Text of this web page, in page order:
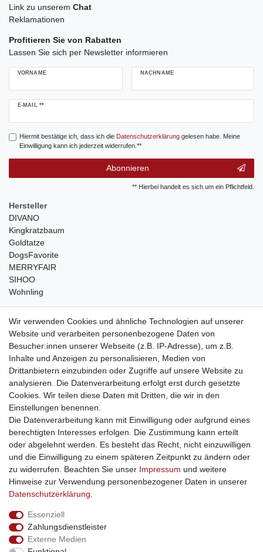
Link zu unserem Chat
Reklamationen
Profitieren Sie von Rabatten
Lassen Sie sich per Newsletter informieren
VORNAME NACHNAME
E-MAIL **
Newsletter
Hiermit bestätige ich, dass ich die Daten­schutz­erklärunggelesen habe. Meine
Einwilligung kann ich jederzeit widerrufen.**
Abonnieren
** Hierbei handelt es sich um ein Pflichtfeld.
Hersteller
DIVANO
Kingkratzbaum
Goldtatze
DogsFavorite
MERRYFAIR
SIHOO
Wohnling
weitere Shops
traumlampen- Lampen und Kronleuchter
kinderwagencenter- Exklusive und günstige Kinderwagen
gastrogeraete24- alles für Gastronomie und Imbiss
soziale Medien
Facebook
sicher einkaufen
Sichere Bestellung und Zahlung via SSL Verschlüsselung
Wir verwenden Cookies und ähnliche Technologien auf unserer
Website und verarbeiten personenbezogene Daten von
Besucher:innen unserer Webseite (z.B. IP-Adresse), um z.B.
Inhalte und Anzeigen zu personalisieren, Medien von
Drittanbietern einzubinden oder Zugriffe auf unsere Website zu
analysieren. Die Datenverarbeitung erfolgt erst durch gesetzte
Cookies. Wir teilen diese Daten mit Dritten, die wir in den
Einstellungen benennen.
Die Datenverarbeitung kann mit Einwilligung oder aufgrund eines
berechtigten Interesses erfolgen. Die Zustimmung kann erteilt
oder abgelehnt werden. Es besteht das Recht, nicht einzuwilligen
und die Einwilligung zu einem späteren Zeitpunkt zu ändern oder
zu widerrufen. Beachten Sie unser Impressum und weitere
Hinweise zur Verwendung personenbezogener Daten in unserer
Daten­schutz­erklärung
Essenziell
Zahlungsdienstleister
Externe Medien
Widerrufs­recht Widerrufs­formular